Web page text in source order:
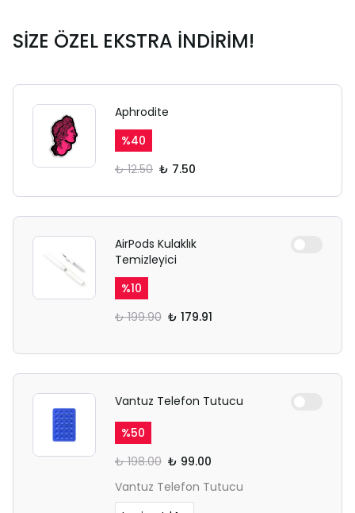
SİZE ÖZEL EKSTRA İNDİRİM!
Aphrodite
%40
₺ 12.50 ₺ 7.50
AirPods Kulaklık
Temizleyici
%10
₺ 199.90 ₺ 179.91
Vantuz Telefon Tutucu
%50
₺ 198.00 ₺ 99.00
Vantuz Telefon Tutucu